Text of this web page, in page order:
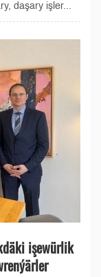
daşary işler...
işewürlik